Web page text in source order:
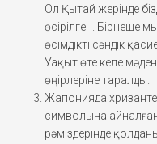
Ол Қытай жерінде
өсірілген. Бірнеше
өсімдікті сәндік
Уақыт өте келе
өңірлеріне таралды.
Жапонияда
символына
рәміздерінде